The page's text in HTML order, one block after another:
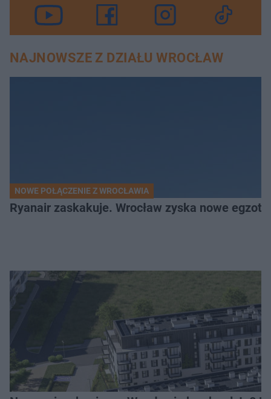
NAJNOWSZE Z DZIAŁU WROCŁAW
NOWE POŁĄCZENIE Z WROCŁAWIA
Ryanair zaskakuje. Wrocław zyska nowe